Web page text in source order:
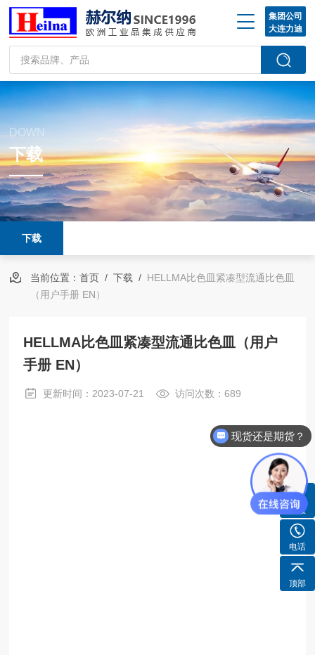
集团公司
大连力迪
DOWN
下载
下载
当前位置：首页 /下载 / HELLMA比色皿紧凑型流通比色皿
（用户手册 EN）
HELLMA比色皿紧凑型流通比色皿（用户
手册 EN）
更新时间：2023-07-21 访问次数：689
客服
电话
顶部
现货还是期货？